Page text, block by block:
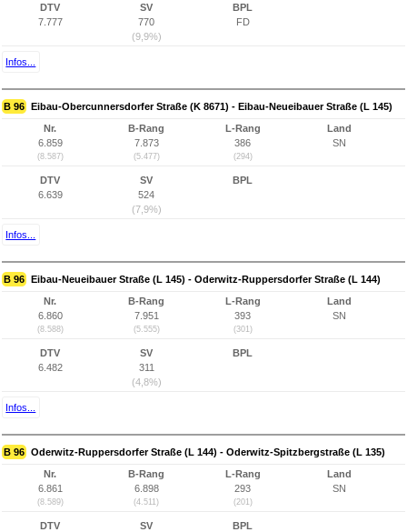
DTV
7.777
SV
770
(9,9%)
BPL
FD
Infos...
B 96 Eibau-Obercunnersdorfer Straße (K 8671) - Eibau-Neueibauer Straße (L 145)
Nr.
6.859
(8.587)
B-Rang
7.873
(5.477)
L-Rang
386
(294)
Land
SN
DTV
6.639
SV
524
(7,9%)
BPL
Infos...
B 96 Eibau-Neueibauer Straße (L 145) - Oderwitz-Ruppersdorfer Straße (L 144)
Nr.
6.860
(8.588)
B-Rang
7.951
(5.555)
L-Rang
393
(301)
Land
SN
DTV
6.482
SV
311
(4,8%)
BPL
Infos...
B 96 Oderwitz-Ruppersdorfer Straße (L 144) - Oderwitz-Spitzbergstraße (L 135)
Nr.
6.861
(8.589)
B-Rang
6.898
(4.511)
L-Rang
293
(201)
Land
SN
DTV
SV
BPL